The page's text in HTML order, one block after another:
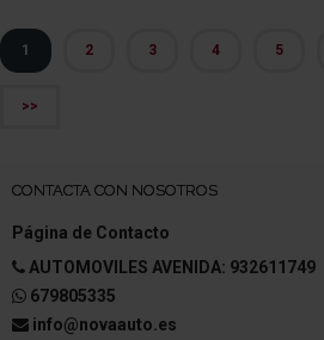
1 2 3 4 5
>>
CONTACTA CON NOSOTROS
Página de Contacto
AUTOMOVILES AVENIDA: 932611749
679805335
info@novaauto.es